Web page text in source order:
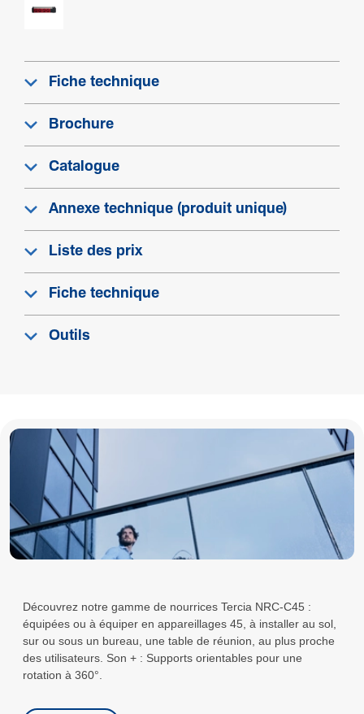
Maté­riau
Aluminium
Sécu­rité
Classe de protection (IP)
Fiche technique
Brochure
Catalogue
Annexe technique (produit unique)
Liste des prix
Fiche technique
Outils
Découvrez notre gamme de nourrices Tercia NRC-C45 :
équipées ou à équiper en appareillages 45, à installer au sol,
sur ou sous un bureau, une table de réunion, au plus proche
des utilisateurs. Son + : Supports orientables pour une
rotation à 360°.